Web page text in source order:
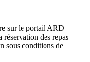
sur le portail ARD
réservation des repas
sous conditions de